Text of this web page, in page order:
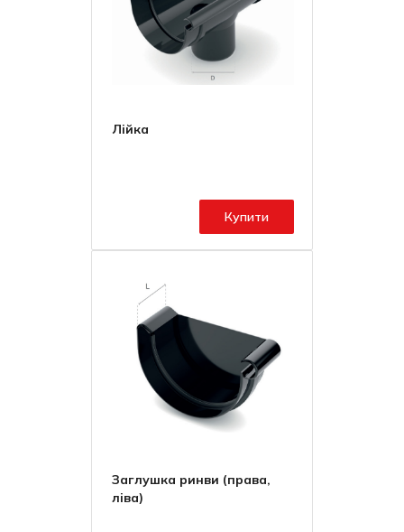
Лійка
Купити
Заглушка ринви (права,
ліва)